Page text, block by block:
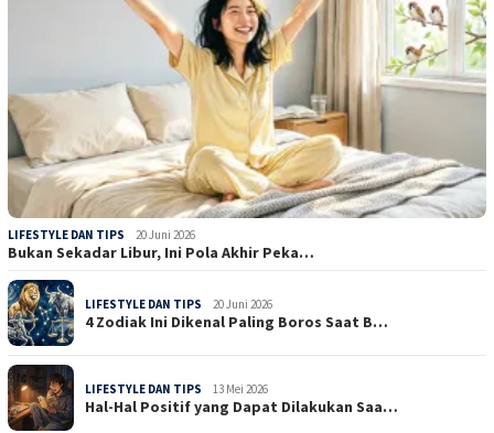
LIFESTYLE DAN TIPS 20 Juni 2026
Bukan Sekadar Libur, Ini Pola Akhir Peka…
LIFESTYLE DAN TIPS 20 Juni 2026
4 Zodiak Ini Dikenal Paling Boros Saat B…
LIFESTYLE DAN TIPS 13 Mei 2026
Hal-Hal Positif yang Dapat Dilakukan Saa…